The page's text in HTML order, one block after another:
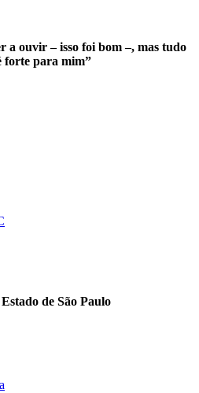
a ouvir – isso foi bom –, mas tudo
forte para mim”
de São Paulo